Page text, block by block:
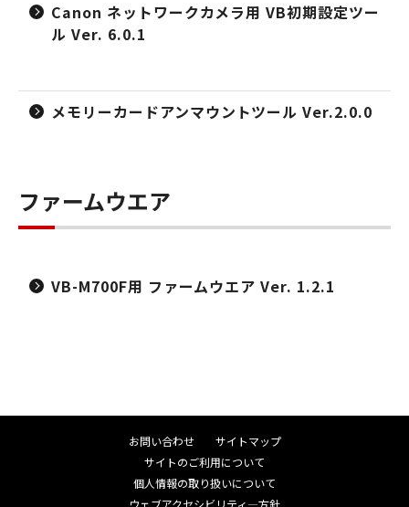
Canon ネットワークカメラ用 VB初期設定ツー
ル Ver. 6.0.1
メモリーカードアンマウントツール Ver.2.0.0
ファームウエア
VB-M700F用 ファームウエア Ver. 1.2.1
お問い合わせ
サイトマップ
サイトのご利用について
個人情報の取り扱いについて
ウェブアクセシビリティ―方針